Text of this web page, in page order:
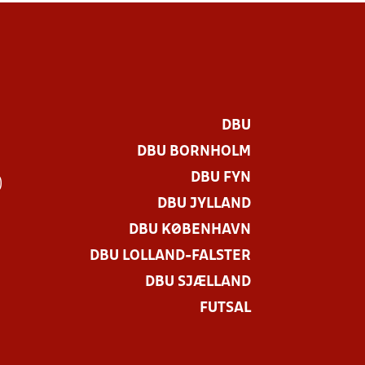
DBU
DBU BORNHOLM
DBU FYN
DBU JYLLAND
DBU KØBENHAVN
DBU LOLLAND-FALSTER
DBU SJÆLLAND
FUTSAL